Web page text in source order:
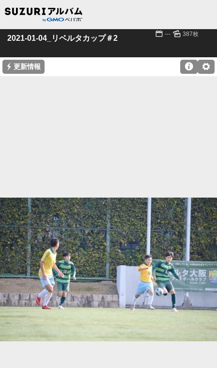
2021-01-04_リベルタカップ＃2 📅 --- 🌄 387枚
⚡ 更新情報 ⚙
